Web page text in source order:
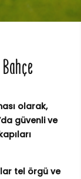
olarak,
güvenli ve
tel örgü ve